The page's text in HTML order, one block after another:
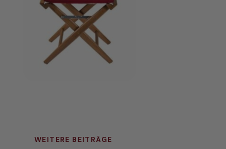
WEITERE BEITRÄGE